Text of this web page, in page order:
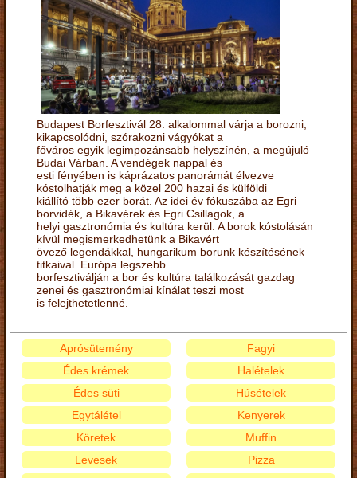
Budapest Borfesztivál 28. alkalommal várja a borozni,
kikapcsolódni, szórakozni vágyókat a
főváros egyik legimpozánsabb helyszínén, a megújuló
Budai Várban. A vendégek nappal és
esti fényében is káprázatos panorámát élvezve
kóstolhatják meg a közel 200 hazai és külföldi
kiállító több ezer borát. Az idei év fókuszába az Egri
borvidék, a Bikavérek és Egri Csillagok, a
helyi gasztronómia és kultúra kerül. A borok kóstolásán
kívül megismerkedhetünk a Bikavért
övező legendákkal, hungarikum borunk készítésének
titkaival. Európa legszebb
borfesztiválján a bor és kultúra találkozását gazdag
zenei és gasztronómiai kínálat teszi most
is felejthetetlenné.
Aprósütemény
Édes krémek
Édes süti
Egytálétel
Fagyi
Halételek
Húsételek
Kenyerek
Köretek
Levesek
Muffin
Pizza